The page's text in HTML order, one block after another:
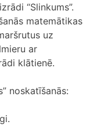
“Slinkums”.
matemātikas
uz
ar
klātienē.
noskatīšanās: